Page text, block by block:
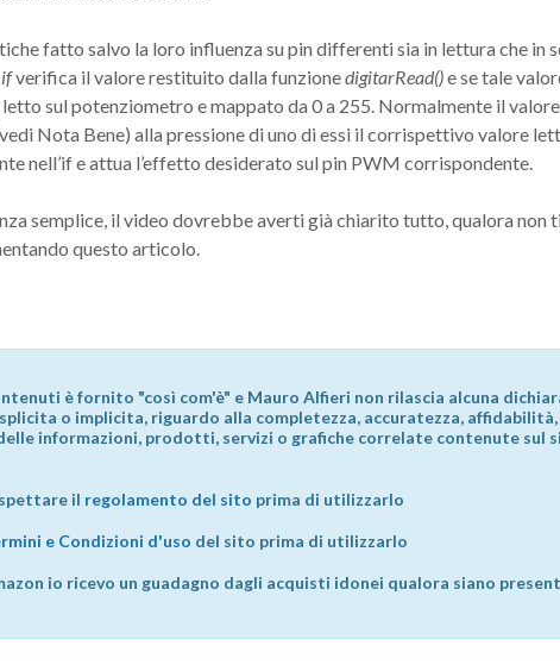
fatto salvo la loro influenza su pin differenti sia in lettura che in
ifverifica il valore restituito dalla funzionedigitarRead()e se tale
sul potenziometro e mappato da 0 a 255. Normalmente il
Nota Bene) alla pressione di uno di essi il corrispettivo valore
nell’if e attua l’effetto desiderato sul pin PWM corrispondente.
semplice, il video dovrebbe averti già chiarito tutto, qualora non
questo articolo.
è fornito "così com'è" e Mauro Alfieri non rilascia alcuna
o implicita, riguardo alla completezza, accuratezza,
informazioni, prodotti, servizi o grafiche correlate contenute sul
il regolamento del sito prima di utilizzarlo
e Condizioni d'uso del sito prima di utilizzarlo
io ricevo un guadagno dagli acquisti idonei qualora siano